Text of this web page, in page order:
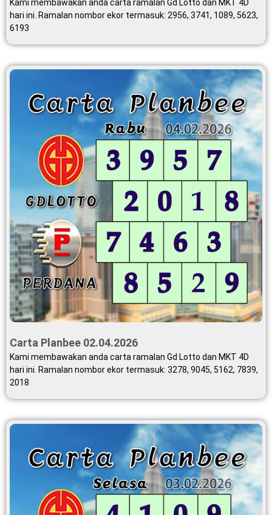
Kami membawakan anda carta ramalan Gd Lotto dan MKT 4D
hari ini. Ramalan nombor ekor termasuk: 2956, 3741, 1089, 5623,
6193
Carta Planbee 02.04.2026
Kami membawakan anda carta ramalan Gd Lotto dan MKT 4D
hari ini. Ramalan nombor ekor termasuk: 3278, 9045, 5162, 7839,
2018